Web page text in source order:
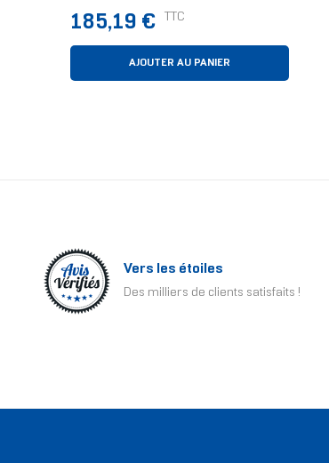
Watercooling 12 Cm Blanc
Prix
185,19 € TTC
AJOUTER AU PANIER
Vers les étoiles
Des milliers de clients satisfaits !